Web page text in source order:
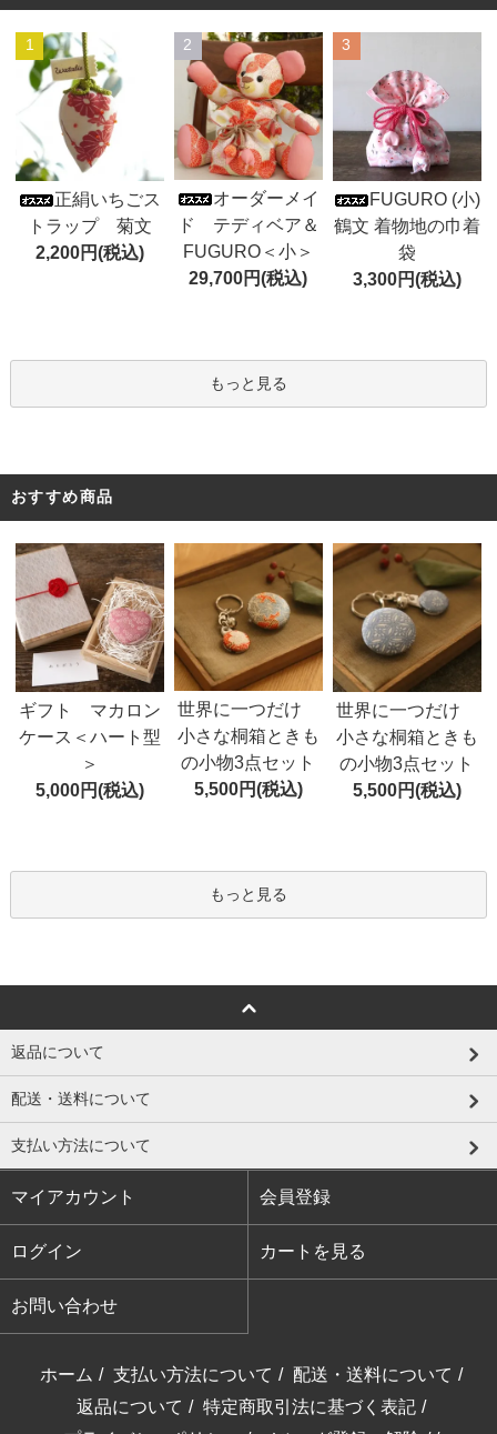
1
正絹いちごス
トラップ 菊文
2,200円(税込)
2
オーダーメイ
ド テディベア＆
FUGURO＜小＞
29,700円(税込)
3
FUGURO (小)
鶴文 着物地の巾着
袋
3,300円(税込)
もっと見る
おすすめ商品
ギフト マカロン
ケース＜ハート型
＞
5,000円(税込)
世界に一つだけ
小さな桐箱ときも
の小物3点セット
5,500円(税込)
世界に一つだけ
小さな桐箱ときも
の小物3点セット
5,500円(税込)
もっと見る
返品について
配送・送料について
支払い方法について
マイアカウント 会員登録
ログイン カートを見る
お問い合わせ
ホーム / 支払い方法について / 配送・送料について /
返品について / 特定商取引法に基づく表記 /